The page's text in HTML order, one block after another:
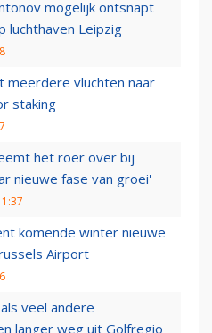
mogelijk ontsnapt
luchthaven Leipzig
meerdere vluchten naar
staking
het roer over bij
nieuwe fase van groei'
komende winter nieuwe
Airport
veel andere
langer weg uit Golfregio